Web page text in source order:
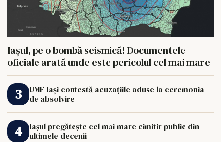
Iașul, pe o bombă seismică! Documentele
oficiale arată unde este pericolul cel mai mare
UMF Iași contestă acuzațiile aduse la ceremonia
de absolvire
Iașul pregătește cel mai mare cimitir public din
ultimele decenii